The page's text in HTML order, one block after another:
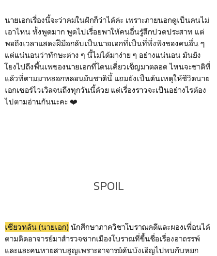
นายเอกเรื่องนี้จะว่าคมในฝักก็ว่าได้ค่ะ เพราะภายนอกดูเป็นคนไม่
เอาไหน ทั้งพูดมาก พูดไปเรื่อยพาให้คนอื่นรู้สึกปวดประสาท แต่
พอถึงเวลาแสดงฝีมือกลับเป็นนายเอกที่เป็นที่พึ่งพิงของคนอื่น ๆ
แต่แน่นอนว่าทักษะต่าง ๆ นี้ไม่ได้มาง่าย ๆ อย่างแน่นอน มันยัง
โยงไปถึงพื้นเพของนายเอกที่โดนเคี่ยวเข็ญมาตลอด ไหนจะชาติที่
แล้วที่ตามมาหลอกหลอนยันชาตินี้ แถมยังเป็นต้นเหตุให้ชีวิตนาย
เอกเซอร์ไวเวิลจนถึงทุกวันนี้ด้วย แต่เรื่องราวจะเป็นอย่างไรต้อง
ไปตามอ่านกันนะคะ ❤️
SPOIL
เซียวหลัน (นายเอก) นักศึกษาภาควิชาโบราณคดีและผองเพื่อนได้
ตามติดอาจารย์มาสำรวจซากเมืองโบราณที่ขึ้นชื่อเรื่องอาถรรพ์
และและคนหายสาบสูญเพราะอาจารย์ดันบังเอิญไปพบกับหยก